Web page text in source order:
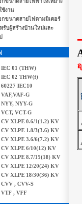
กขนาดสายไฟฟ้าให้เหมาะ
ช้งาน
กขนาดสายไฟตามมิเตอร์
รับผู้สร้างบ้านใหม่และ
01 (THW)
IEC 02 THW(f)
IEC10
G
NYY-G
VCT-G
XLPE 0.6/1(1.2) KV
XLPE 1.8/3(3.6) KV
XLPE 3.6/6(7.2) KV
XLPE 6/10(12) KV
XLPE 8.7/15(18) KV
XLPE 12/20(24) KV
XLPE 18/30(36) KV
, CVV-S
, VFF